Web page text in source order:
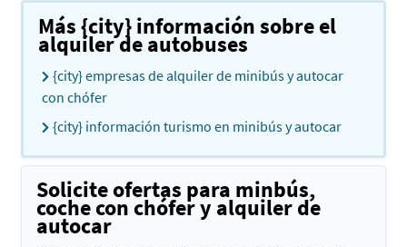
Más {city} información sobre el
alquiler de autobuses
{city} empresas de alquiler de minibús y autocar
con chófer
{city} información turismo en minibús y autocar
Solicite ofertas para minbús,
coche con chófer y alquiler de
autocar